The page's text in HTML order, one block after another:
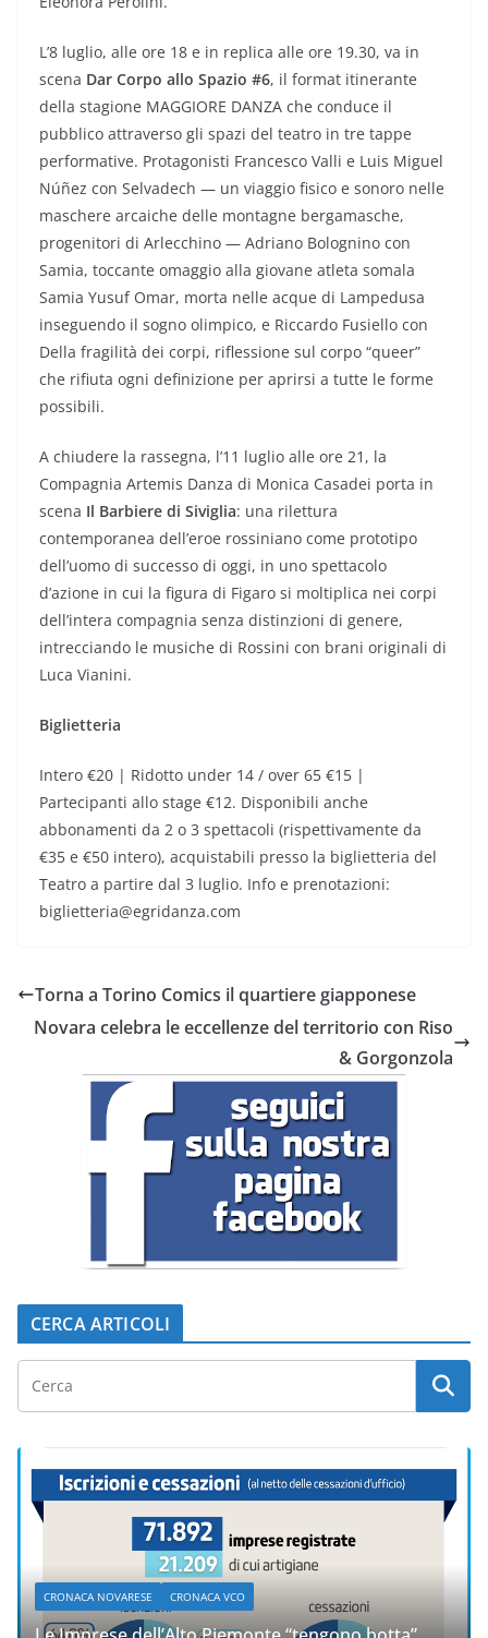
L’8 luglio, alle ore 18 e in replica alle ore 19.30, va in
scena Dar Corpo allo Spazio #6, il format itinerante
della stagione MAGGIORE DANZA che conduce il
pubblico attraverso gli spazi del teatro in tre tappe
performative. Protagonisti Francesco Valli e Luis Miguel
Núñez con Selvadech — un viaggio fisico e sonoro nelle
maschere arcaiche delle montagne bergamasche,
progenitori di Arlecchino — Adriano Bolognino con
Samia, toccante omaggio alla giovane atleta somala
Samia Yusuf Omar, morta nelle acque di Lampedusa
inseguendo il sogno olimpico, e Riccardo Fusiello con
Della fragilità dei corpi, riflessione sul corpo “queer”
che rifiuta ogni definizione per aprirsi a tutte le forme
possibili.
A chiudere la rassegna, l’11 luglio alle ore 21, la
Compagnia Artemis Danza di Monica Casadei porta in
scena Il Barbiere di Siviglia: una rilettura
contemporanea dell’eroe rossiniano come prototipo
dell’uomo di successo di oggi, in uno spettacolo
d’azione in cui la figura di Figaro si moltiplica nei corpi
dell’intera compagnia senza distinzioni di genere,
intrecciando le musiche di Rossini con brani originali di
Luca Vianini.
Biglietteria
Intero €20 | Ridotto under 14 / over 65 €15 |
Partecipanti allo stage €12. Disponibili anche
abbonamenti da 2 o 3 spettacoli (rispettivamente da
€35 e €50 intero), acquistabili presso la biglietteria del
Teatro a partire dal 3 luglio. Info e prenotazioni:
biglietteria@egridanza.com
Torna a Torino Comics il quartiere giapponese
Novara celebra le eccellenze del territorio con Riso
& Gorgonzola
CERCA ARTICOLI
CRONACA NOVARESE CRONACA VCO